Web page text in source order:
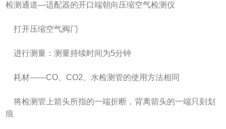
检测通道—适配器的开口端朝向压缩空气检测仪
打开压缩空气阀门
进行测量：测量持续时间为5分钟
耗材——CO、CO2、水检测管的使用方法相同
将检测管上箭头所指的一端折断，背离箭头的一端只刻划
痕